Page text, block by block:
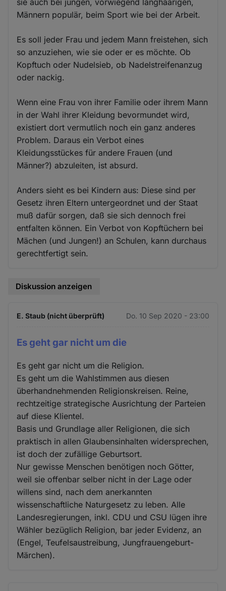
Männern populär, beim Sport wie bei der Arbeit.
Es soll jeder Frau und jedem Mann freistehen, sich
so anzuziehen, wie sie oder er es möchte. Ob
Kopftuch oder Nudelsieb, ob Nadelstreifenanzug
oder nackig.
Wenn eine Frau von ihrer Familie oder ihrem Mann
in der Wahl ihrer Kleidung bevormundet wird,
existiert dort vermutlich noch ein ganz anderes
Problem. Daraus ein Verbot eines
Kleidungsstückes für andere Frauen (und
Männer?) abzuleiten, ist absurd.
Anders sieht es bei Kindern aus: Diese sind per
Gesetz ihren Eltern untergeordnet und der Staat
muß dafür sorgen, daß sie sich dennoch frei
entfalten können. Ein Verbot von Kopftüchern bei
Mächen (und Jungen!) an Schulen, kann durchaus
gerechtfertigt sein.
Diskussion anzeigen
E. Staub (nicht überprüft) Do. 10 Sep 2020 - 23:00
Es geht gar nicht um die
Es geht gar nicht um die Religion.
Es geht um die Wahlstimmen aus diesen
überhandnehmenden Religionskreisen. Reine,
rechtzeitige strategische Ausrichtung der Parteien
auf diese Klientel.
Basis und Grundlage aller Religionen, die sich
praktisch in allen Glaubensinhalten widersprechen,
ist doch der zufällige Geburtsort.
Nur gewisse Menschen benötigen noch Götter,
weil sie offenbar selber nicht in der Lage oder
willens sind, nach dem anerkannten
wissenschaftliche Naturgesetz zu leben. Alle
Landesregierungen, inkl. CDU und CSU lügen ihre
Wähler bezüglich Religion, bar jeder Evidenz, an
(Engel, Teufelsaustreibung, Jungfrauengeburt-
Märchen).